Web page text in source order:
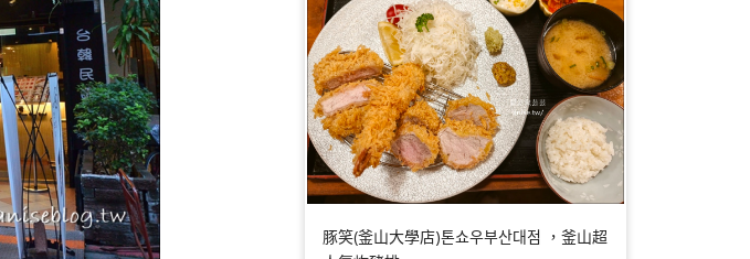
豚笑(釜山大學店)톤쇼우부산대점 ，釜山超